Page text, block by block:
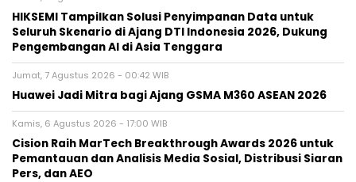
HIKSEMI Tampilkan Solusi Penyimpanan Data untuk
Seluruh Skenario di Ajang DTI Indonesia 2026, Dukung
Pengembangan AI di Asia Tenggara
Jumat, 7 Agustus 2026 - 00:42 WIB
Huawei Jadi Mitra bagi Ajang GSMA M360 ASEAN 2026
Kamis, 6 Agustus 2026 - 17:00 WIB
Cision Raih MarTech Breakthrough Awards 2026 untuk
Pemantauan dan Analisis Media Sosial, Distribusi Siaran
Pers, dan AEO